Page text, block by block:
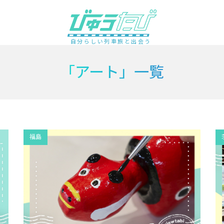
自分らしい列車旅と出会う
「アート」一覧
福島